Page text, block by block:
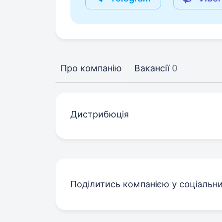
Про компанію Вакансії 0
Дистрибюція
Поділитись компанією у